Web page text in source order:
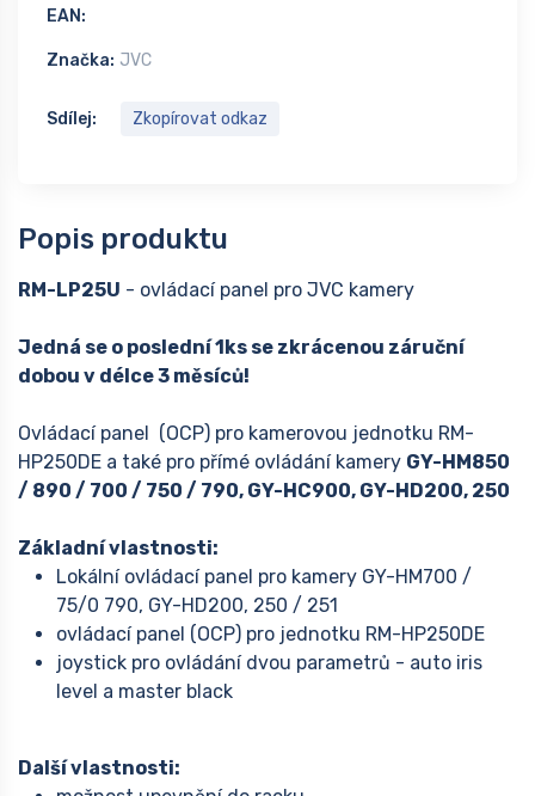
EAN:
Značka: JVC
Sdílej: Zkopírovat odkaz
Popis produktu
RM-LP25U - ovládací panel pro JVC kamery
Jedná se o poslední 1ks se zkrácenou záruční
dobou v délce 3 měsíců!
Ovládací panel (OCP) pro kamerovou jednotku RM-
HP250DE a také pro přímé ovládání kamery GY-HM850
/ 890 / 700 / 750 / 790, GY-HC900, GY-HD200, 250
Základní vlastnosti:
Lokální ovládací panel pro kamery GY-HM700 /
75/0 790, GY-HD200, 250 / 251
ovládací panel (OCP) pro jednotku RM-HP250DE
joystick pro ovládání dvou parametrů - auto iris
level a master black
Další vlastnosti: